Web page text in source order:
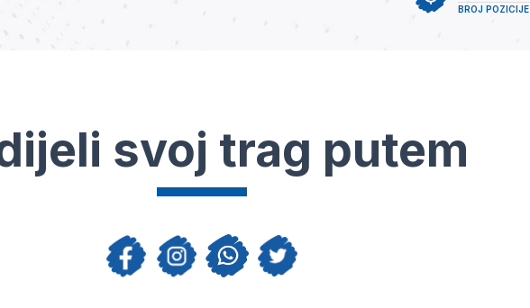
BROJ POZICIJE
svoj trag putem